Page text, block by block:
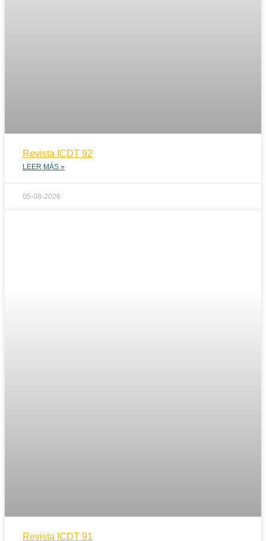
Revista ICDT 92
LEER MÁS »
05-08-2026
Revista ICDT 91